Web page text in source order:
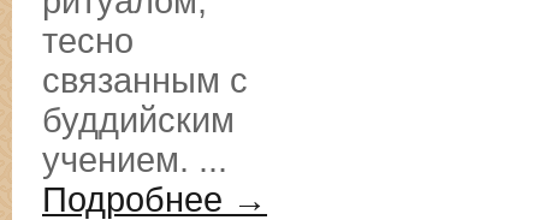
тесно
связанным с
буддийским
учением. ...
Подробнее →